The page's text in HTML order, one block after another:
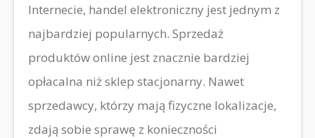
Internecie, handel elektroniczny jest jednym z
najbardziej popularnych. Sprzedaż
produktów online jest znacznie bardziej
opłacalna niż sklep stacjonarny. Nawet
sprzedawcy, którzy mają fizyczne lokalizacje,
zdają sobie sprawę z konieczności